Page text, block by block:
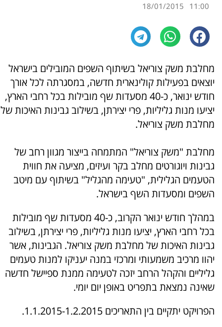
11:00
18/01/2015
מחלבת משק צוריאל בשיתוף השפים המובילים בישראל
יוצאים בפעילות קולינארית חדשה, במסגרתה לכל אורך
חודש ינואר, כ-40 מסעדות שף מובילות בכל רחבי הארץ,
יציעו מנות גליליות, פרי יצירתן, בשילוב גבינות האיכות של
מחלבת משק צוריאל.
מחלבת "משק צוריאל" המתמחה בייצור מגוון רחב של
גבינות ויוגורטים מחלב בקר ועיזים, מציעה את חווית
הטעמים הגלילית, "טעימה מהגליל" בשיתוף עם מיטב
השפים ומסעדות השף בישראל.
במהלך חודש ינואר הקרוב, כ-40 מסעדות שף מובילות
בכל רחבי הארץ, יציעו מנות גליליות, פרי יצירתן, בשילוב
גבינות האיכות של מחלבת משק צוריאל. הגבינות, אשר
יהוו מרכיב משמעותי ומרכזי במנה יעניקו למנות טעמים
גליליים והקהל הרחב יזכה לטעימה ממנת ספיישל חדשה
שאינה נמצאת בתפריט באופן יום יומי.
הפרויקט יתקיים בין התאריכים 1.1.2015-1.2.2015.